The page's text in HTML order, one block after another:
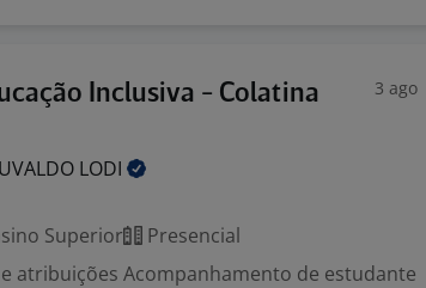
Inclusiva - Colatina
3 ago
LODI
Superior
Presencial
atribuições Acompanhamento de estudante